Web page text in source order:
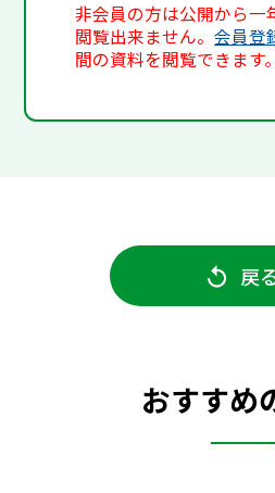
非会員の方は公開から一
閲覧出来ません。会員登
間の資料を閲覧できます。
戻
おすすめ